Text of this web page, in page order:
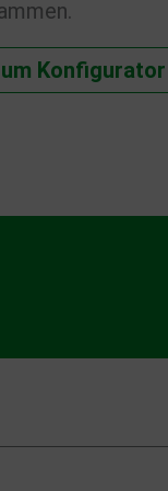
Konfigurator